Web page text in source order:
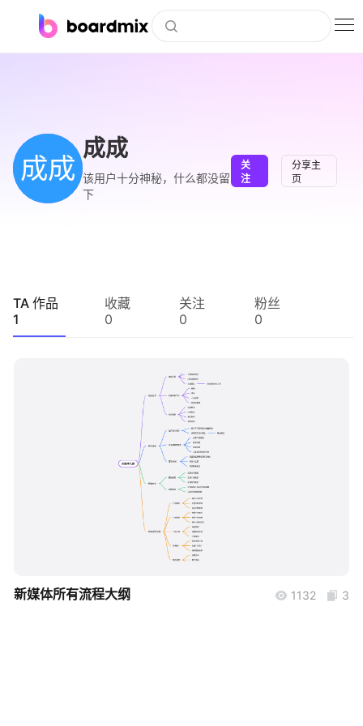
下载
会员
企业服务
成成
成成
该用户十分神秘，什么都没留
下
关
注
分享主
页
TA 作品
1
收藏
0
关注
0
粉丝
0
boardmix
新媒体所有流程大纲 1132 3